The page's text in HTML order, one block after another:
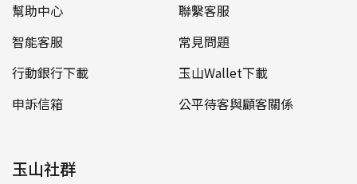
幫助中心
聯繫客服
智能客服
常見問題
行動銀行下載
玉山Wallet下載
申訴信箱
公平待客與顧客關係
玉山社群